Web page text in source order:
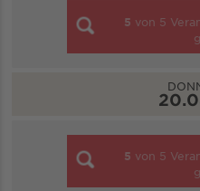
5 von 5
5 von 5